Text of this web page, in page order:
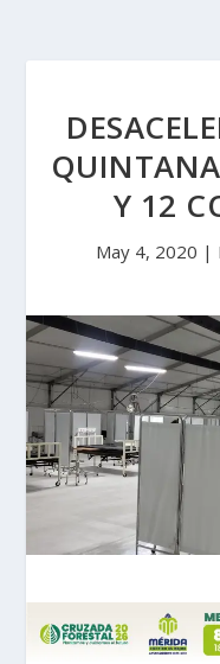
Y 12
May 4, 2020 |